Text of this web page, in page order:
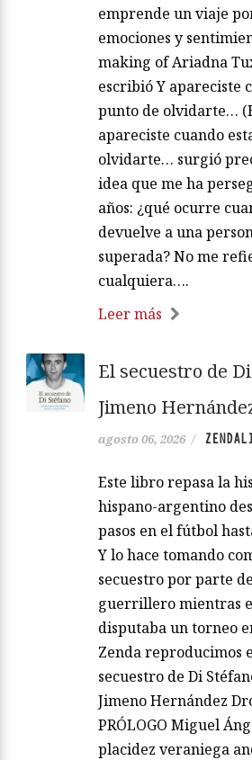
emprende un viaje
emociones y
making of Ariadna
escribió Y apareciste
punto de olvidarte…
apareciste cuando
olvidarte… surgió
idea que me ha
años: ¿qué ocurre
devuelve a una
superada? No me
cualquiera….
Leer más
El secuestro de
Jimeno
agosto 06, 2026 /
Este libro repasa la
hispano-argentino
pasos en el fútbol
Y lo hace tomando
secuestro por parte
guerrillero mientras
disputaba un torneo
Zenda reproducimos
secuestro de Di
Jimeno Hernández
PRÓLOGO Miguel
placidez veraniega